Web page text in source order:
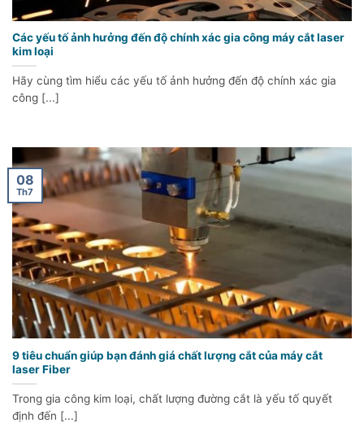
Các yếu tố ảnh hưởng đến độ chính xác gia công máy cắt laser
kim loại
Hãy cùng tìm hiểu các yếu tố ảnh hưởng đến độ chính xác gia
công [...]
9 tiêu chuẩn giúp bạn đánh giá chất lượng cắt của máy cắt
laser Fiber
Trong gia công kim loại, chất lượng đường cắt là yếu tố quyết
định đến [...]
08
Th7